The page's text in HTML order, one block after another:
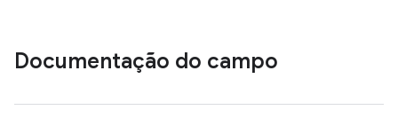
Documentação do campo